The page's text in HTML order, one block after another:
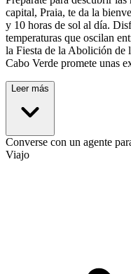
capital, Praia, te da la
y 10 horas de sol al día.
temperaturas que oscilan
la Fiesta de la Abolición de
Cabo Verde promete unas
Leer más
Converse con un agente
Viajo